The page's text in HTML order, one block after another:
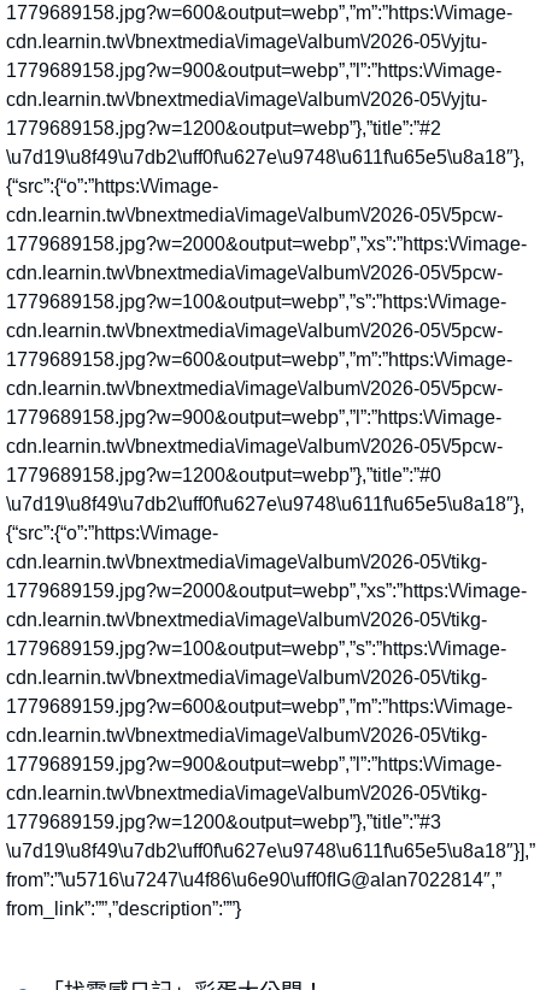
1779689158.jpg?w=600&output=webp”,”m”:”https:\/\/image-
cdn.learnin.tw\/bnextmedia\/image\/album\/2026-05\/yjtu-
1779689158.jpg?w=900&output=webp”,”l”:”https:\/\/image-
cdn.learnin.tw\/bnextmedia\/image\/album\/2026-05\/yjtu-
1779689158.jpg?w=1200&output=webp”},”title”:”#2
\u7d19\u8f49\u7db2\uff0f\u627e\u9748\u611f\u65e5\u8a18″},
{“src”:{“o”:”https:\/\/image-
cdn.learnin.tw\/bnextmedia\/image\/album\/2026-05\/5pcw-
1779689158.jpg?w=2000&output=webp”,”xs”:”https:\/\/image-
cdn.learnin.tw\/bnextmedia\/image\/album\/2026-05\/5pcw-
1779689158.jpg?w=100&output=webp”,”s”:”https:\/\/image-
cdn.learnin.tw\/bnextmedia\/image\/album\/2026-05\/5pcw-
1779689158.jpg?w=600&output=webp”,”m”:”https:\/\/image-
cdn.learnin.tw\/bnextmedia\/image\/album\/2026-05\/5pcw-
1779689158.jpg?w=900&output=webp”,”l”:”https:\/\/image-
cdn.learnin.tw\/bnextmedia\/image\/album\/2026-05\/5pcw-
1779689158.jpg?w=1200&output=webp”},”title”:”#0
\u7d19\u8f49\u7db2\uff0f\u627e\u9748\u611f\u65e5\u8a18″},
{“src”:{“o”:”https:\/\/image-
cdn.learnin.tw\/bnextmedia\/image\/album\/2026-05\/tikg-
1779689159.jpg?w=2000&output=webp”,”xs”:”https:\/\/image-
cdn.learnin.tw\/bnextmedia\/image\/album\/2026-05\/tikg-
1779689159.jpg?w=100&output=webp”,”s”:”https:\/\/image-
cdn.learnin.tw\/bnextmedia\/image\/album\/2026-05\/tikg-
1779689159.jpg?w=600&output=webp”,”m”:”https:\/\/image-
cdn.learnin.tw\/bnextmedia\/image\/album\/2026-05\/tikg-
1779689159.jpg?w=900&output=webp”,”l”:”https:\/\/image-
cdn.learnin.tw\/bnextmedia\/image\/album\/2026-05\/tikg-
1779689159.jpg?w=1200&output=webp”},”title”:”#3
\u7d19\u8f49\u7db2\uff0f\u627e\u9748\u611f\u65e5\u8a18″}],”
from”:”\u5716\u7247\u4f86\u6e90\uff0fIG@alan7022814″,”
from_link”:””,”description”:””}